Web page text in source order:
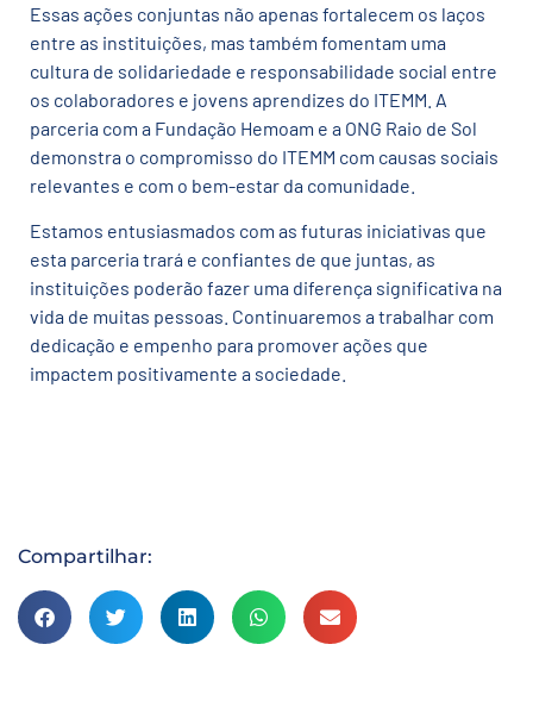
Essas ações conjuntas não apenas fortalecem os laços
entre as instituições, mas também fomentam uma
cultura de solidariedade e responsabilidade social entre
os colaboradores e jovens aprendizes do ITEMM. A
parceria com a Fundação Hemoam e a ONG Raio de Sol
demonstra o compromisso do ITEMM com causas sociais
relevantes e com o bem-estar da comunidade.
Estamos entusiasmados com as futuras iniciativas que
esta parceria trará e confiantes de que juntas, as
instituições poderão fazer uma diferença significativa na
vida de muitas pessoas. Continuaremos a trabalhar com
dedicação e empenho para promover ações que
impactem positivamente a sociedade.
Compartilhar: